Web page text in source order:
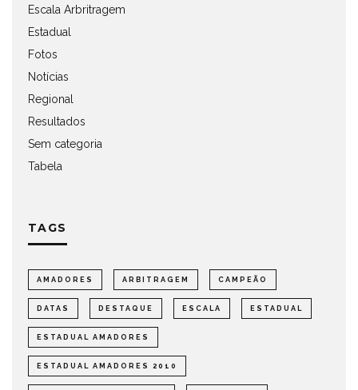
Escala Arbritragem
Estadual
Fotos
Notícias
Regional
Resultados
Sem categoria
Tabela
TAGS
AMADORES ARBITRAGEM CAMPEÃO
DATAS DESTAQUE ESCALA ESTADUAL
ESTADUAL AMADORES
ESTADUAL AMADORES 2010